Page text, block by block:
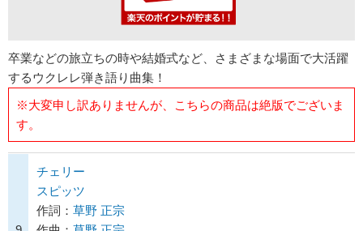
卒業などの旅立ちの時や結婚式など、さまざまな場面で大活躍
するウクレレ弾き語り曲集！
※大変申し訳ありませんが、こちらの商品は絶版でございま
す。
チェリー
スピッツ
作詞： 草野 正宗